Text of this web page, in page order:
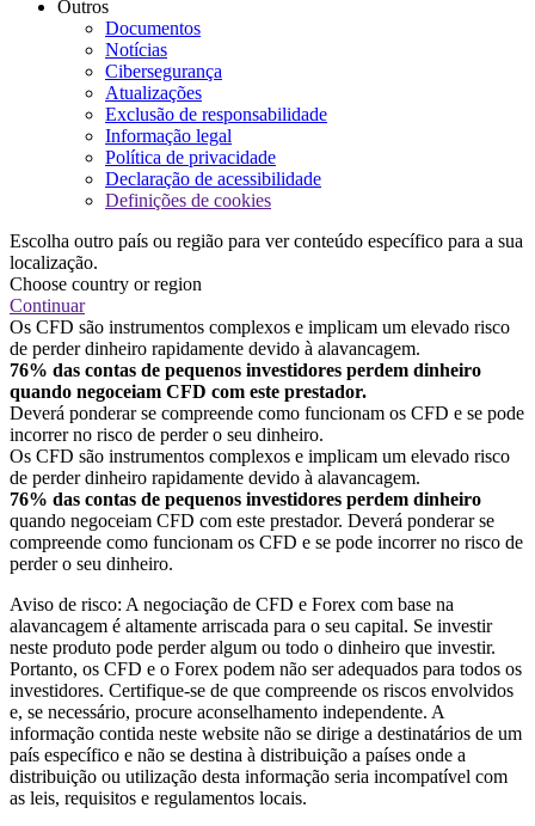
Outros
Documentos
Notícias
Cibersegurança
Atualizações
Exclusão de responsabilidade
Informação legal
Política de privacidade
Declaração de acessibilidade
Definições de cookies
Escolha outro país ou região para ver conteúdo específico para a sua
localização.
Choose country or region
Continuar
Os CFD são instrumentos complexos e implicam um elevado risco
de perder dinheiro rapidamente devido à alavancagem.
76% das contas de pequenos investidores perdem dinheiro
quando negoceiam CFD com este prestador.
Deverá ponderar se compreende como funcionam os CFD e se pode
incorrer no risco de perder o seu dinheiro.
Os CFD são instrumentos complexos e implicam um elevado risco
de perder dinheiro rapidamente devido à alavancagem.
76% das contas de pequenos investidores perdem dinheiro
quando negoceiam CFD com este prestador. Deverá ponderar se
compreende como funcionam os CFD e se pode incorrer no risco de
perder o seu dinheiro.
Aviso de risco: A negociação de CFD e Forex com base na
alavancagem é altamente arriscada para o seu capital. Se investir
neste produto pode perder algum ou todo o dinheiro que investir.
Portanto, os CFD e o Forex podem não ser adequados para todos os
investidores. Certifique-se de que compreende os riscos envolvidos
e, se necessário, procure aconselhamento independente. A
informação contida neste website não se dirige a destinatários de um
país específico e não se destina à distribuição a países onde a
distribuição ou utilização desta informação seria incompatível com
as leis, requisitos e regulamentos locais.